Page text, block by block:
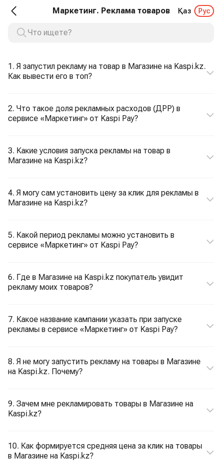
Маркетинг. Реклама товаров Қаз Рус
1. Я запустил рекламу на товар в Магазине на Kaspi.kz.
Как вывести его в топ?
2. Что такое доля рекламных расходов (ДРР) в
сервисе «Маркетинг» от Kaspi Pay?
3. Какие условия запуска рекламы на товар в
Магазине на Kaspi.kz?
4. Я могу сам установить цену за клик для рекламы в
Магазине на Kaspi.kz?
5. Какой период рекламы можно установить в
сервисе «Маркетинг» от Kaspi Pay?
6. Где в Магазине на Kaspi.kz покупатель увидит
рекламу моих товаров?
7. Какое название кампании указать при запуске
рекламы в сервисе «Маркетинг» от Kaspi Pay?
8. Я не могу запустить рекламу на товары в Магазине
на Kaspi.kz. Почему?
9. Зачем мне рекламировать товары в Магазине на
Kaspi.kz?
10. Как формируется средняя цена за клик на товары
в Магазине на Kaspi.kz?